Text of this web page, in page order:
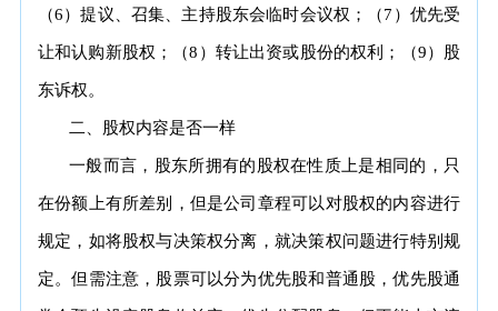
（6）提议、召集、主持股东会临时会议权；（7）优先受
让和认购新股权；（8）转让出资或股份的权利；（9）股
东诉权。
二、股权内容是否一样
一般而言，股东所拥有的股权在性质上是相同的，只
在份额上有所差别，但是公司章程可以对股权的内容进行
规定，如将股权与决策权分离，就决策权问题进行特别规
定。但需注意，股票可以分为优先股和普通股，优先股通